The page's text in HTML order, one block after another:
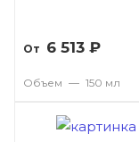
От 6 513 ₽
Объем — 150 мл